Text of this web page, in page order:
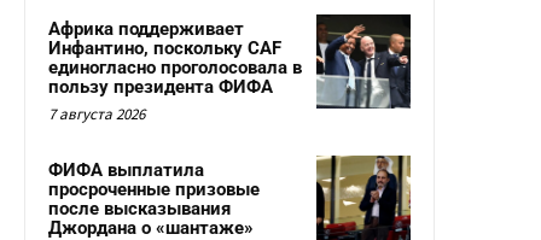
Африка поддерживает
Инфантино, поскольку CAF
единогласно проголосовала в
пользу президента ФИФА
7 августа 2026
ФИФА выплатила
просроченные призовые
после высказывания
Джордана о «шантаже»